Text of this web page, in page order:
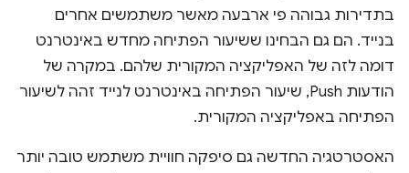
בתדירות גבוהה פי ארבעה מאשר משתמשים אחרים
בנייד. הם גם הבחינו ששיעור הפתיחה מחדש באינטרנט
דומה לזה של האפליקציה המקורית שלהם. במקרה של
הודעות Push, שיעור הפתיחה באינטרנט לנייד זהה לשיעור
הפתיחה באפליקציה המקורית.
האסטרטגיה החדשה גם סיפקה חוויית משתמש טובה יותר